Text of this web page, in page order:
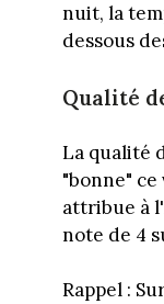
nuit, la
dessous
Qualité
La qualité
"bonne"
attribue à
note de 4
Rappel :